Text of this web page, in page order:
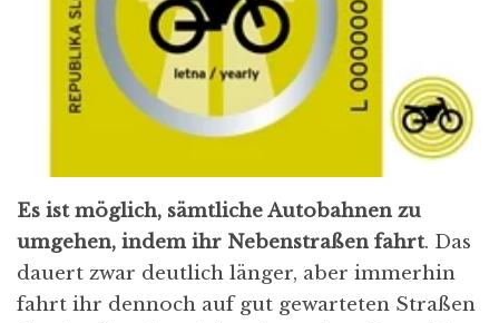
Es ist möglich, sämtliche Autobahnen zu
umgehen, indem ihr Nebenstraßen fahrt. Das
dauert zwar deutlich länger, aber immerhin
fahrt ihr dennoch auf gut gewarteten Straßen